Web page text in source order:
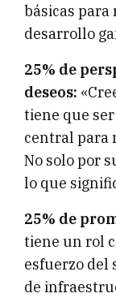
básicas
desarrollo
25% de
deseos:
tiene que
central para
No solo por
lo que
25% de
tiene un rol
esfuerzo del
de